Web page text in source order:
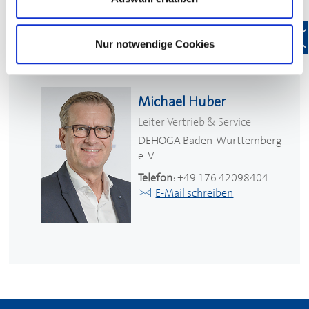
Nur notwendige Cookies
Ihr Kontakt
Michael Huber
Leiter Vertrieb & Service
DEHOGABaden-Württemberg
e. V.
Telefon:+49 176 42098404
E-Mail schreiben